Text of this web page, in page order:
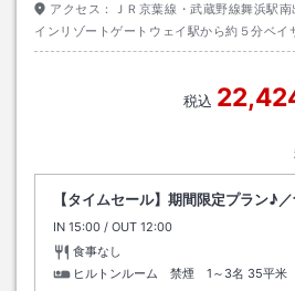
アクセス：
ＪＲ京葉線・武蔵野線舞浜駅
インリゾートゲートウェイ駅から約５分ベ
たはディズニーリゾートクルーザー（無料送
税込
【タイムセール】期間限定プラン♪
IN チェックイン
15:00 / OUT チェックアウト
12:00
食事なし
ヒルトンルーム 禁煙 1～3名 35平米